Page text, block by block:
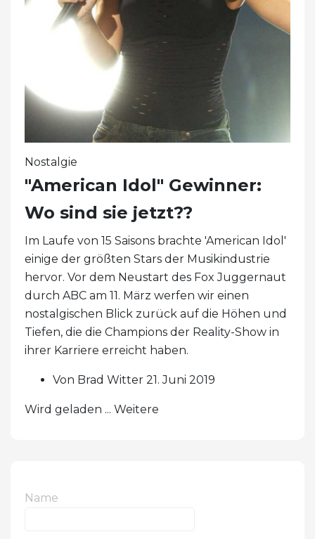
Nostalgie
"American Idol" Gewinner:
Wo sind sie jetzt??
Im Laufe von 15 Saisons brachte 'American Idol'
einige der größten Stars der Musikindustrie
hervor. Vor dem Neustart des Fox Juggernaut
durch ABC am 11. März werfen wir einen
nostalgischen Blick zurück auf die Höhen und
Tiefen, die die Champions der Reality-Show in
ihrer Karriere erreicht haben.
Von Brad Witter 21. Juni 2019
Wird geladen ... Weitere
Name